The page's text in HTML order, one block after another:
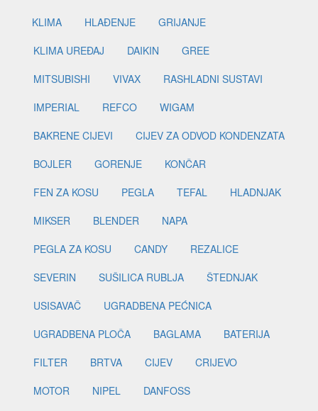
KLIMA HLAĐENJE
GRIJANJE
KLIMA UREĐAJ
DAIKIN
GREE
MITSUBISHI
VIVAX
RASHLADNI SUSTAVI
IMPERIAL
REFCO
WIGAM
BAKRENE CIJEVI
CIJEV ZA ODVOD KONDENZATA
BOJLER
GORENJE
KONČAR
FEN ZA KOSU
PEGLA TEFAL
HLADNJAK
MIKSER
BLENDER
NAPA
PEGLA ZA KOSU
CANDY
REZALICE
SEVERIN
SUŠILICA RUBLJA
ŠTEDNJAK
USISAVAČ
UGRADBENA PEĆNICA
UGRADBENA PLOČA
BAGLAMA
BATERIJA
FILTER
BRTVA CIJEV
CRIJEVO
MOTOR
NIPEL
DANFOSS